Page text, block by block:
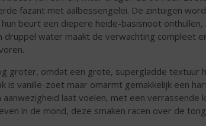
fazant met aalbessengelei. De zintuigen
beurt een diepere heide-basisnoot onthullen,
druppel water maakt de verwachting compleet
groter, omdat een grote, supergladde textuur
is vanille-zoet maar omarmt gemakkelijk een
aanwezigheid laat voelen, met een verrassende
in de mond, deze smaken racen over de